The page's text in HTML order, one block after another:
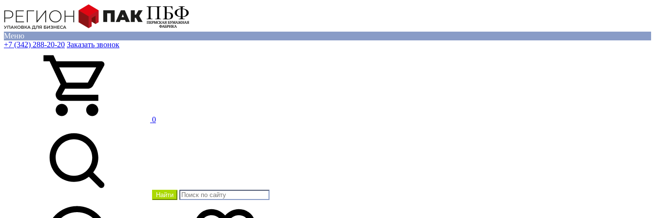
Меню
+7 (342) 288-20-20 Заказать звонок
0
Найти